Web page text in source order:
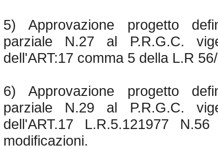
5) Approvazione progetto
parziale N.27 al P.R.G.C.
dell'ART:17 comma 5 della L.R
6) Approvazione progetto
parziale N.29 al P.R.G.C.
dell'ART.17 L.R.5.121977
modificazioni.